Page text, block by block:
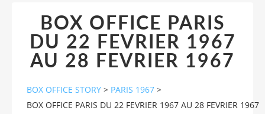
BOX OFFICE PARIS
DU 22 FEVRIER 1967
AU 28 FEVRIER 1967
BOX OFFICE STORY > PARIS 1967 >
BOX OFFICE PARIS DU 22 FEVRIER 1967 AU 28 FEVRIER 1967